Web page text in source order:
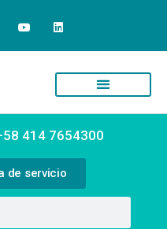
414 7654300
de servicio